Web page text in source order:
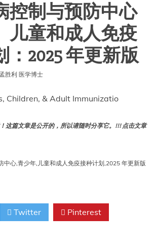
控制与预防中心
儿童和成人免疫
：2025 年更新版
胜利 医学博士
Children, & Adult Immunizatio
这篇文章是公开的，所以请随时分享它。!!! 点击文章
中心,青少年, 儿童和成人免疫接种计划,2025 年更新版
Twitter Pinterest